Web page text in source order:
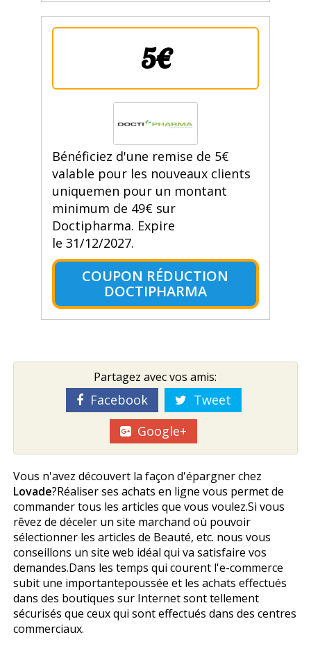
5€
Bénéficiez d'une remise de 5€
valable pour les nouveaux clients
uniquemen pour un montant
minimum de 49€ sur
Doctipharma. Expire
le 31/12/2027.
COUPON RÉDUCTION
DOCTIPHARMA
Partagez avec vos amis:
Facebook
Tweet
Google+
Vous n'avez découvert la façon d'épargner chez
Lovade?Réaliser ses achats en ligne vous permet de
commander tous les articles que vous voulez.Si vous
rêvez de déceler un site marchand où pouvoir
sélectionner les articles de Beauté, etc. nous vous
conseillons un site web idéal qui va satisfaire vos
demandes.Dans les temps qui courent l'e-commerce
subit une importantepoussée et les achats effectués
dans des boutiques sur Internet sont tellement
sécurisés que ceux qui sont effectués dans des centres
commerciaux.